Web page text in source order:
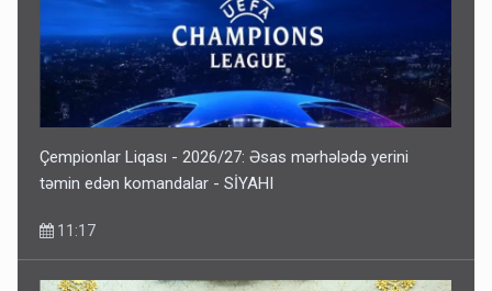
Çempionlar Liqası - 2026/27: Əsas mərhələdə yerini
təmin edən komandalar - SİYAHI
11:17